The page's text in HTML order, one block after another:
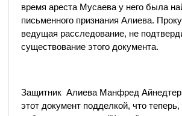
время ареста Мусаева у него была
письменного признания Алиева.
ведущая расследование, не
существование этого документа.
Защитник Алиева Манфред Айнедтер
этот документ подделкой, что теперь,